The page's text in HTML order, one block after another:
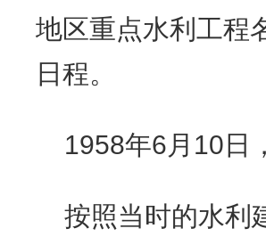
地区重点水利工程
日程。
1958年6月10日
按照当时的水利